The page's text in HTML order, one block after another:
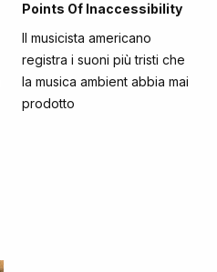
Points Of Inaccessibility
Il musicista americano
registra i suoni più tristi che
la musica ambient abbia mai
prodotto